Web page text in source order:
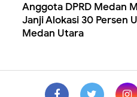
Anggota DPRD Medan
Janji Alokasi 30 Persen
Medan Utara